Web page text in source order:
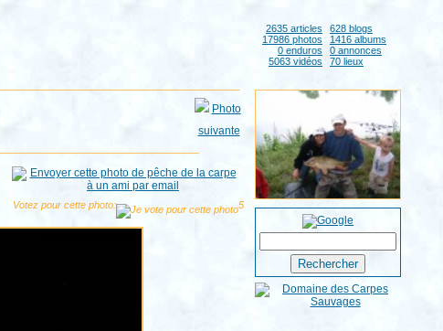
2635 articles
628 blogs
17986 photos
1416 albums
0 enduros
0 annonces
5063 vidéos
70 lieux
Votez pour cette photo: 5